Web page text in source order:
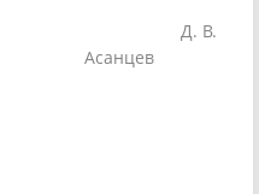
Д. В.
Асанцев